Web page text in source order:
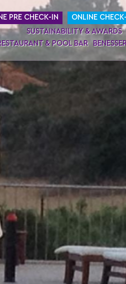
PRE CHECK-IN
ONLINE
SUSTAINABILITY & AWARDS
& POOL BAR